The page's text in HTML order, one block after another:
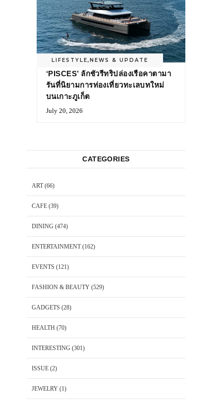
LIFESTYLE, NEWS & UPDATE
‘PISCES’ ลักชัวรีทริปล่องเรือคาตามา
รันที่นิยามการท่องเที่ยวทะเลบทใหม่
บนเกาะภูเก็ต
July 20, 2026
CATEGORIES
ART(66)
CAFE (39)
DINING (474)
ENTERTAINMENT(162)
EVENTS (121)
FASHION & BEAUTY (529)
GADGETS (28)
HEALTH (70)
INTERESTING (301)
ISSUE (2)
JEWELRY (1)